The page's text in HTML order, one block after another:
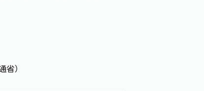
省）